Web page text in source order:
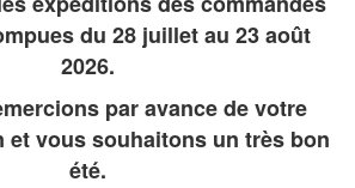
du 28 juillet au 23 août
2026.
par avance de votre
et vous souhaitons un très bon
été.